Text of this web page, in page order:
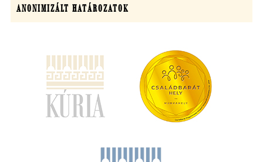
ANONIMIZÁLT HATÁROZATOK